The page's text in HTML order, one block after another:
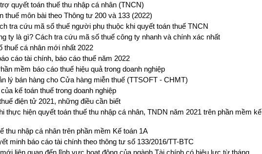
quyết toán thuế thu nhập cá nhân (TNCN)
thuế môn bài theo Thông tư 200 và 133 (2022)
tra cứu mã số thuế người phụ thuộc khi quyết toán thuế TNCN
ty là gì? Cách tra cứu mã số thuế công ty nhanh và chính xác nhất
thuế cá nhân mới nhất 2022
cáo tài chính, báo cáo thuế năm 2022
mềm báo cáo thuế hiệu quả trong doanh nghiệp
lý bán hàng cho Cửa hàng miễn thuế (TTSOFT - CHMT)
kế toán thuế trong doanh nghiệp
điện tử 2021, những điều cần biết
thực hiện quyết toán thuế thu nhập cá nhân, TNDN năm 2021 trên phần mềm kế
thu nhập cá nhân trên phần mềm Kế toán 1A
minh báo cáo tài chính theo thông tư số 133/2016/TT-BTC
liên quan đến lĩnh vực hoạt động của ngành Tài chính có hiệu lực từ tháng